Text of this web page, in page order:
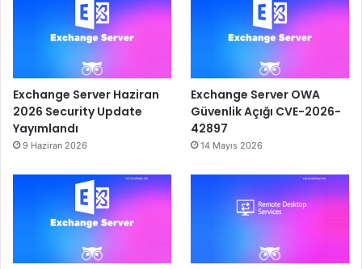
Exchange Server Haziran
2026 Security Update
Yayımlandı
9 Haziran 2026
Exchange Server OWA
Güvenlik Açığı CVE-2026-
42897
14 Mayıs 2026